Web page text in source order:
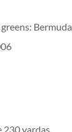
Bermuda
230 yardas